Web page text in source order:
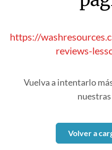
https://
reviews-
Vuelva a intentarlo
Volver a